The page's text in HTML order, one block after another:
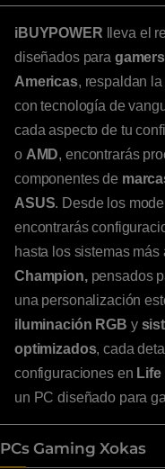
iBUYPOWER lleva el
diseñados para gamers
Americas, respaldan
con tecnología de
cada aspecto de tu
o AMD, encontrarás
componentes de
ASUS. Desde los
encontrarás
hasta los sistemas
Champion,pensados
una personalización
iluminación RGB y
optimizados, cada
configuraciones en
un PC diseñado para
PCs Gaming Xokas